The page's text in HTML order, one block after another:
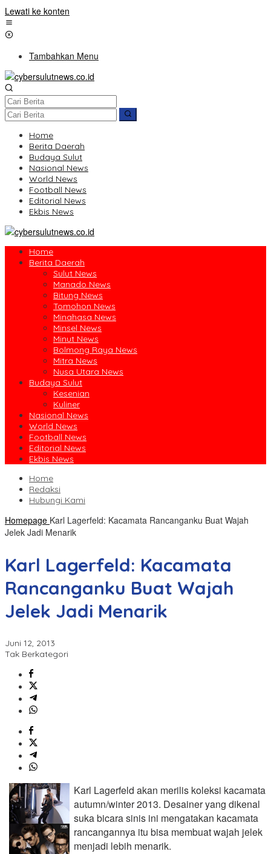
Lewati ke konten
Tambahkan Menu
Home
Berita Daerah
Budaya Sulut
Nasional News
World News
Football News
Editorial News
Ekbis News
Home
Berita Daerah
Sulut News
Manado News
Bitung News
Tomohon News
Minahasa News
Minsel News
Minut News
Bolmong Raya News
Mitra News
Nusa Utara News
Budaya Sulut
Kesenian
Kuliner
Nasional News
World News
Football News
Editorial News
Ekbis News
Home
Redaksi
Hubungi Kami
Homepage Karl Lagerfeld: Kacamata Rancanganku Buat Wajah
Jelek Jadi Menarik
Karl Lagerfeld: Kacamata
Rancanganku Buat Wajah
Jelek Jadi Menarik
Juni 12, 2013
Tak Berkategori
Karl Lagerfeld akan merilis koleksi kacamata
autumn/winter 2013. Desainer yang dikenal
suka bicara sinis ini mengatakan kacamata
rancangannya itu bisa membuat wajah jelek
menjadi lebih menarik.